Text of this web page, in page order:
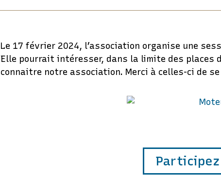
Le 17 février 2024, l’association organise une
Elle pourrait intéresser, dans la limite des places
connaitre notre association. Merci à celles-ci de